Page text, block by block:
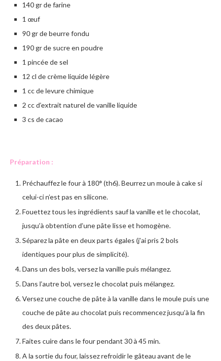
140 gr de farine
1 œuf
90 gr de beurre fondu
190 gr de sucre en poudre
1 pincée de sel
12 cl de crème liquide légère
1 cc de levure chimique
2 cc d’extrait naturel de vanille liquide
3 cs de cacao
Préparation :
Préchauffez le four à 180° (th6). Beurrez un moule à cake si
celui-ci n’est pas en silicone.
Fouettez tous les ingrédients sauf la vanille et le chocolat,
jusqu’à obtention d’une pâte lisse et homogène.
Séparez la pâte en deux parts égales (j’ai pris 2 bols
identiques pour plus de simplicité).
Dans un des bols, versez la vanille puis mélangez.
Dans l’autre bol, versez le chocolat puis mélangez.
Versez une couche de pâte à la vanille dans le moule puis une
couche de pâte au chocolat puis recommencez jusqu’à la fin
des deux pâtes.
Faites cuire dans le four pendant 30 à 45 min.
A la sortie du four, laissez refroidir le gâteau avant de le